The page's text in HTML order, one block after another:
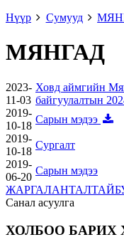
Нүүр
Сумууд
МЯНГАД
2023-
11-03
Ховд аймгийн
байгуулалтын
2019-
10-18
Сарын мэдээ
2019-
10-18
Сургалт
2019-
06-20
Сарын мэдээ
ЖАРГАЛАНТАЛТАЙ
Санал асуулга
ХОЛБОО БАРИХ